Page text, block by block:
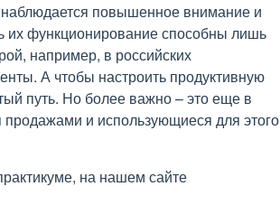
повышенное внимание и
их функционирование способны лишь
например, в российских
А чтобы настроить продуктивную
путь. Но более важно – это еще в
и использующиеся для этого
на нашем сайте